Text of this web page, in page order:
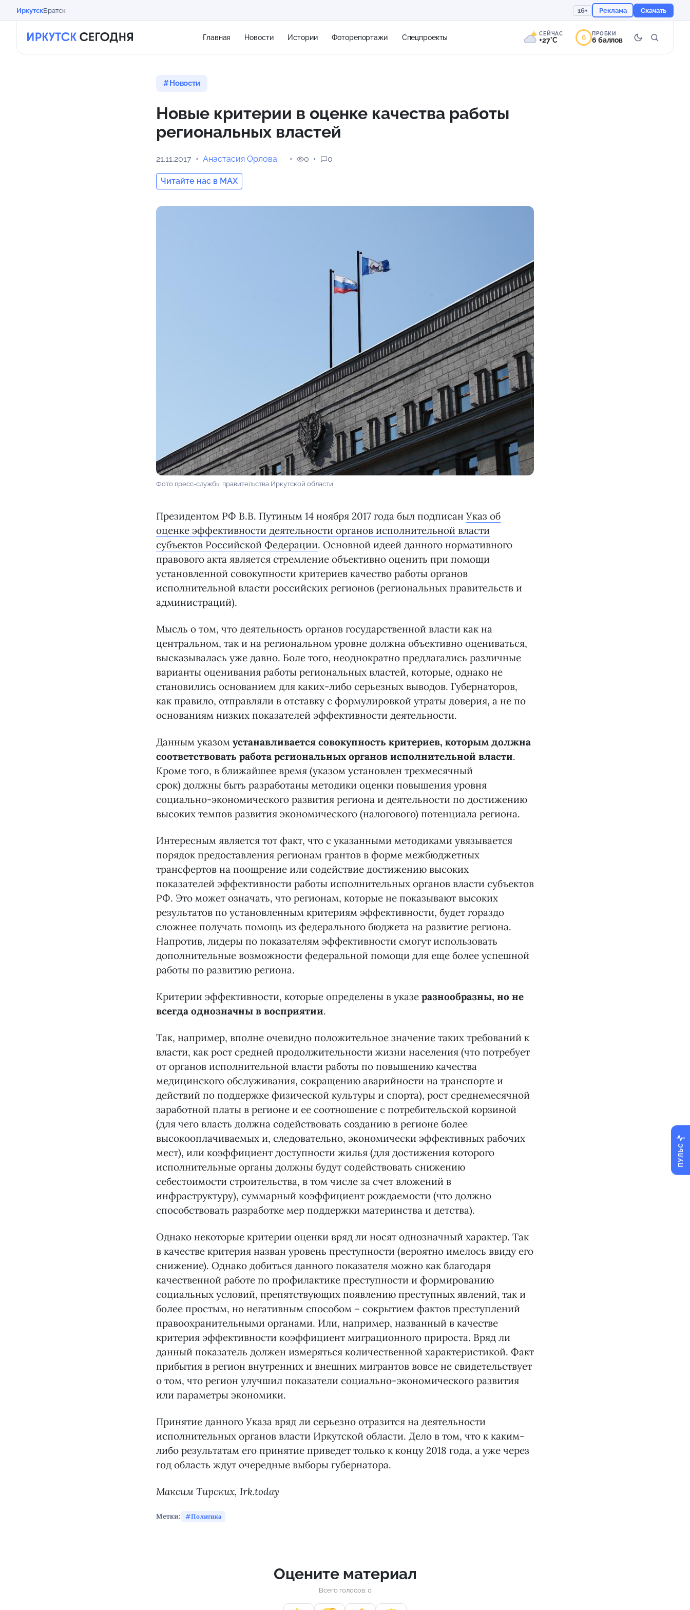
ИркутскБратск 16+ Реклама Скачать
Главная Новости Истории Фоторепортажи Спецпроекты СЕЙЧАС
+27°C
Ощущается как +27
6 ПРОБКИ
6 баллов
Новости
Новые критерии в оценке качества работы
региональных властей
21.11.2017 Анастасия Орлова
Читайте нас в MAX
0 0
Фото пресс-службы правительства Иркутской области
Президентом РФ В.В. Путиным 14 ноября 2017 года был подписан Указ об
оценке эффективности деятельности органов исполнительной власти
субъектов Российской Федерации. Основной идеей данного нормативного
правового акта является стремление объективно оценить при помощи
установленной совокупности критериев качество работы органов
исполнительной власти российских регионов (региональных правительств и
администраций).
Мысль о том, что деятельность органов государственной власти как на
центральном, так и на региональном уровне должна объективно оцениваться,
высказывалась уже давно. Боле того, неоднократно предлагались различные
варианты оценивания работы региональных властей, которые, однако не
становились основанием для каких-либо серьезных выводов. Губернаторов,
как правило, отправляли в отставку с формулировкой утраты доверия, а не по
основаниям низких показателей эффективности деятельности.
Данным указом устанавливается совокупность критериев, которым должна
соответствовать работа региональных органов исполнительной власти.
Кроме того, в ближайшее время (указом установлен трехмесячный
срок) должны быть разработаны методики оценки повышения уровня
социально-экономического развития региона и деятельности по достижению
высоких темпов развития экономического (налогового) потенциала региона.
Интересным является тот факт, что с указанными методиками увязывается
порядок предоставления регионам грантов в форме межбюджетных
трансфертов на поощрение или содействие достижению высоких
показателей эффективности работы исполнительных органов власти субъектов
РФ. Это может означать, что регионам, которые не показывают высоких
результатов по установленным критериям эффективности, будет гораздо
сложнее получать помощь из федерального бюджета на развитие региона.
Напротив, лидеры по показателям эффективности смогут использовать
дополнительные возможности федеральной помощи для еще более успешной
работы по развитию региона.
Критерии эффективности, которые определены в указе разнообразны, но не
всегда однозначны в восприятии.
Так, например, вполне очевидно положительное значение таких требований к
власти, как рост средней продолжительности жизни населения (что потребует
от органов исполнительной власти работы по повышению качества
медицинского обслуживания, сокращению аварийности на транспорте и
действий по поддержке физической культуры и спорта), рост среднемесячной
заработной платы в регионе и ее соотношение с потребительской корзиной
(для чего власть должна содействовать созданию в регионе более
высокооплачиваемых и, следовательно, экономически эффективных рабочих
мест), или коэффициент доступности жилья (для достижения которого
исполнительные органы должны будут содействовать снижению
себестоимости строительства, в том числе за счет вложений в
инфраструктуру), суммарный коэффициент рождаемости (что должно
способствовать разработке мер поддержки материнства и детства).
Однако некоторые критерии оценки вряд ли носят однозначный характер. Так
в качестве критерия назван уровень преступности (вероятно имелось ввиду его
снижение). Однако добиться данного показателя можно как благодаря
качественной работе по профилактике преступности и формированию
социальных условий, препятствующих появлению преступных явлений, так и
более простым, но негативным способом – сокрытием фактов преступлений
правоохранительными органами. Или, например, названный в качестве
критерия эффективности коэффициент миграционного прироста. Вряд ли
данный показатель должен измеряться количественной характеристикой. Факт
прибытия в регион внутренних и внешних мигрантов вовсе не свидетельствует
о том, что регион улучшил показатели социально-экономического развития
или параметры экономики.
Принятие данного Указа вряд ли серьезно отразится на деятельности
исполнительных органов власти Иркутской области. Дело в том, что к каким-
либо результатам его принятие приведет только к концу 2018 года, а уже через
год область ждут очередные выборы губернатора.
Максим Тирских, Irk.today
Метки: Политика
Оцените материал
Всего голосов: 0
ПУЛЬС